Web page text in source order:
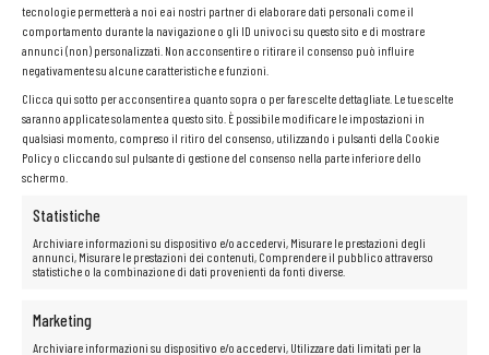
tecnologie permetterà a noi e ai nostri partner di elaborare dati personali come il
comportamento durante la navigazione o gli ID univoci su questo sito e di mostrare
annunci (non) personalizzati. Non acconsentire o ritirare il consenso può influire
negativamente su alcune caratteristiche e funzioni.
Clicca qui sotto per acconsentire a quanto sopra o per fare scelte dettagliate. Le tue scelte
saranno applicate solamente a questo sito. È possibile modificare le impostazioni in
qualsiasi momento, compreso il ritiro del consenso, utilizzando i pulsanti della Cookie
Policy o cliccando sul pulsante di gestione del consenso nella parte inferiore dello
schermo.
Statistiche
Archiviare informazioni su dispositivo e/o accedervi, Misurare le prestazioni degli
annunci, Misurare le prestazioni dei contenuti, Comprendere il pubblico attraverso
statistiche o la combinazione di dati provenienti da fonti diverse.
Marketing
Archiviare informazioni su dispositivo e/o accedervi, Utilizzare dati limitati per la
IntruVert
Visualizzazione del risultato